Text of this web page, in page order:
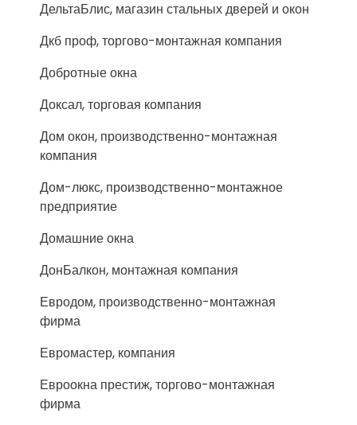
ДельтаБлис, магазин стальных дверей и окон
Дкб проф, торгово-монтажная компания
Добротные окна
Доксал, торговая компания
Дом окон, производственно-монтажная
компания
Дом-люкс, производственно-монтажное
предприятие
Домашние окна
ДонБалкон, монтажная компания
Евродом, производственно-монтажная
фирма
Евромастер, компания
Евроокна престиж, торгово-монтажная
фирма